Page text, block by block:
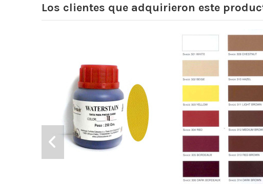
Los clientes que adquirieron este